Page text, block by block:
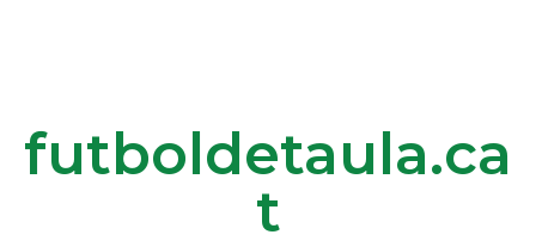
futboldetaula.ca
t